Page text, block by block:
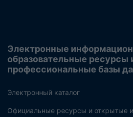
Электронные
образовательные ресурсы
профессиональные базы
Электронный каталог
Официальные ресурсы и открытые